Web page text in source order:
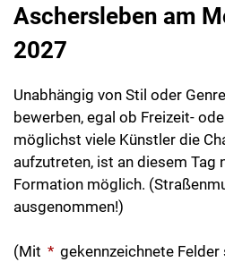
Aschersleben am
2027
Unabhängig von Stil oder
bewerben, egal ob Freizeit-
möglichst viele Künstler die
aufzutreten, ist an diesem Tag
Formation möglich.
ausgenommen!)
(Mit * gekennzeichnete